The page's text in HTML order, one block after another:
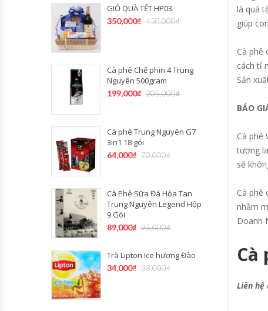
là quà
giúp
Cà phê
cách tỉ
Sản
BÁO
Cà phê
tương
sẽ
Cà phê
nhằm
Doanh
Cà
Liên hệ
GIỎ QUÀ TẾT HP03
450,000₫
350,000₫
Cà phê Chế phin 4 Trung
Nguyên 500gram
205,000₫
199,000₫
Cà phê Trung Nguyên G7
3in1 18 gói
70,000₫
64,000₫
Cà Phê Sữa Đá Hòa Tan
Trung Nguyên Legend Hộp
9 Gói
95,000₫
89,000₫
Trà Lipton Ice hương Đào
38,000₫
34,000₫